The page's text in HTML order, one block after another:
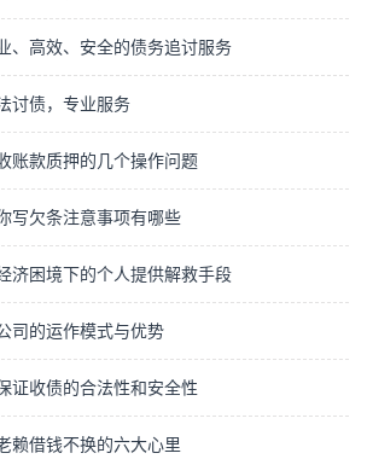
、高效、安全的债务追讨服务
讨债，专业服务
账款质押的几个操作问题
写欠条注意事项有哪些
济困境下的个人提供解救手段
司的运作模式与优势
证收债的合法性和安全性
赖借钱不换的六大心里